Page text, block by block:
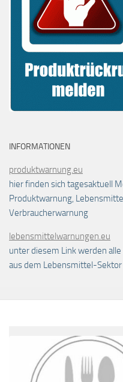
INFORMATIONEN
produktwarnung.eu
hier finden sich tagesaktuell
Produktwarnung,
Verbraucherwarnung
lebensmittelwarnungen.eu
unter diesem Link werden
aus dem Lebensmittel-